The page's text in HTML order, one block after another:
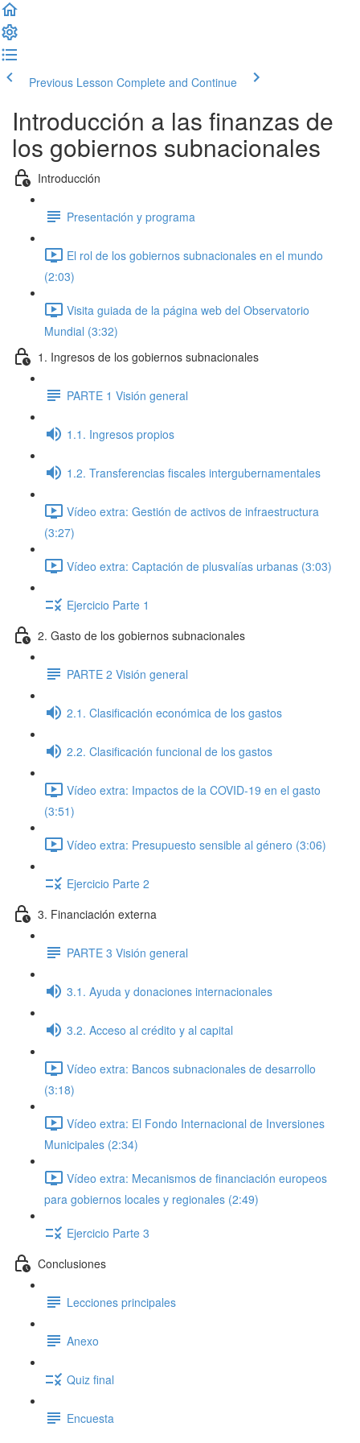
Previous Lesson Complete and Continue
Introducción a las finanzas de
los gobiernos subnacionales
Introducción
Presentación y programa
El rol de los gobiernos subnacionales en el mundo
(2:03)
Visita guiada de la página web del Observatorio
Mundial (3:32)
1. Ingresos de los gobiernos subnacionales
PARTE 1 Visión general
1.1. Ingresos propios
1.2. Transferencias fiscales intergubernamentales
Vídeo extra: Gestión de activos de infraestructura
(3:27)
Vídeo extra: Captación de plusvalías urbanas (3:03)
Ejercicio Parte 1
2. Gasto de los gobiernos subnacionales
PARTE 2 Visión general
2.1. Clasificación económica de los gastos
2.2. Clasificación funcional de los gastos
Vídeo extra: Impactos de la COVID-19 en el gasto
(3:51)
Vídeo extra: Presupuesto sensible al género (3:06)
Ejercicio Parte 2
3. Financiación externa
PARTE 3 Visión general
3.1. Ayuda y donaciones internacionales
3.2. Acceso al crédito y al capital
Vídeo extra: Bancos subnacionales de desarrollo
(3:18)
Vídeo extra: El Fondo Internacional de Inversiones
Municipales (2:34)
Vídeo extra: Mecanismos de financiación europeos
para gobiernos locales y regionales (2:49)
Ejercicio Parte 3
Conclusiones
Lecciones principales
Anexo
Quiz final
Encuesta